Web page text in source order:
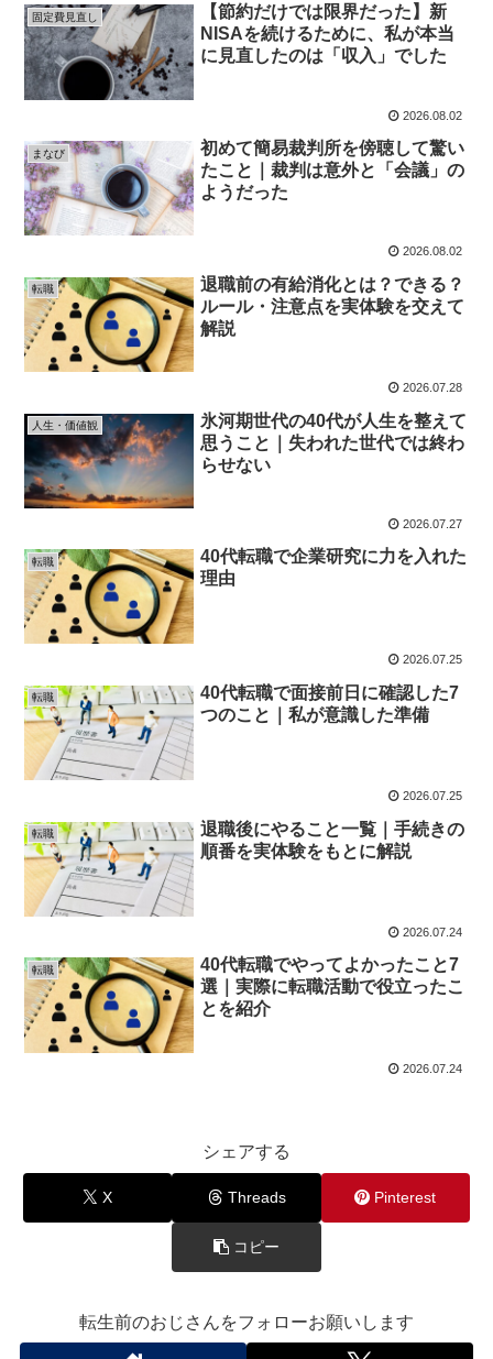
固定費見直し
【節約だけでは限界だった】新
NISAを続けるために、私が本当
に見直したのは「収入」でした
2026.08.02
まなび
初めて簡易裁判所を傍聴して驚い
たこと｜裁判は意外と「会議」の
ようだった
2026.08.02
転職
退職前の有給消化とは？できる？
ルール・注意点を実体験を交えて
解説
2026.07.28
人生・価値観
氷河期世代の40代が人生を整えて
思うこと｜失われた世代では終わ
らせない
2026.07.27
転職
40代転職で企業研究に力を入れた
理由
2026.07.25
転職
40代転職で面接前日に確認した7
つのこと｜私が意識した準備
2026.07.25
転職
退職後にやること一覧｜手続きの
順番を実体験をもとに解説
2026.07.24
転職
40代転職でやってよかったこと7
選｜実際に転職活動で役立ったこ
とを紹介
2026.07.24
シェアする
X Threads Pinterest
コピー
転生前のおじさんをフォローお願いします